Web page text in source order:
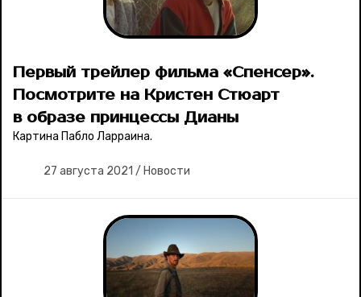
Первый трейлер фильма «Спенсер».
Посмотрите на Кристен Стюарт
в образе принцессы Дианы
Картина Пабло Ларраина.
27 августа 2021 / Новости